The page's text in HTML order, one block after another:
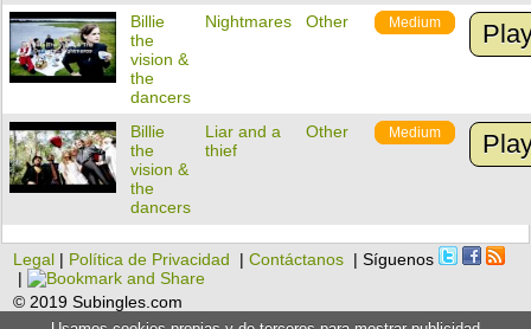
Billie
the
vision &
the
dancers
Nightmares Other Medium
Billie
the
vision &
the
dancers
Liar and a
thief
Other Medium
Legal | Política de Privacidad |Contáctanos | Síguenos
|
© 2019 Subingles.com